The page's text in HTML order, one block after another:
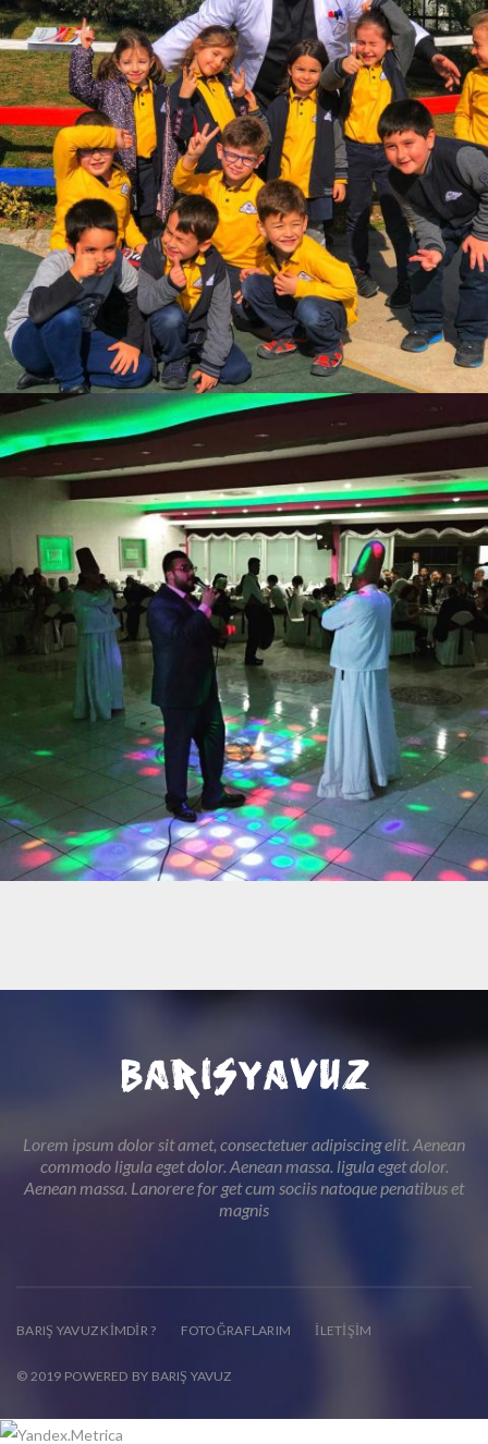
BARIŞ YAVUZ
Lorem ipsum dolor sit amet, consectetuer adipiscing elit. Aenean
commodo ligula eget dolor. Aenean massa. ligula eget dolor.
Aenean massa. Lanorere for get cum sociis natoque penatibus et
magnis
BARIŞ YAVUZ KIMDIR ? FOTOĞRAFLARIM İLETIŞIM
© 2019 POWERED BY BARIŞ YAVUZ